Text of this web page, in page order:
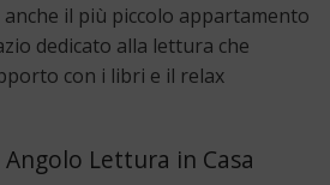
il più piccolo appartamento
dedicato alla lettura che
con i libri e il relax
Lettura in Casa